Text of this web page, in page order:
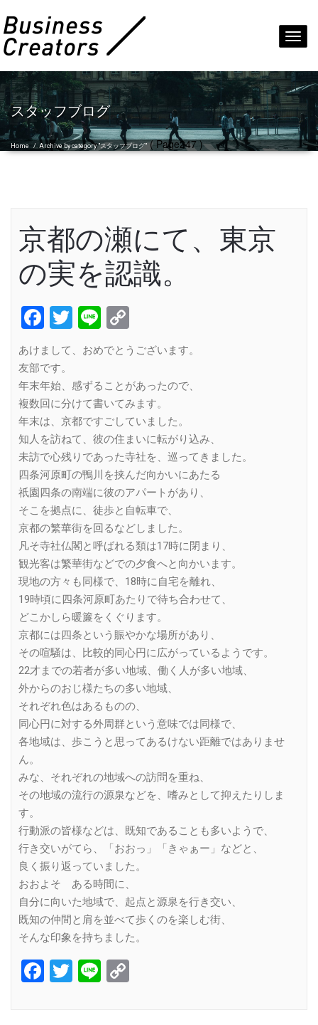
スタッフブログ
Home /Archive by category "スタッフブログ"( Page247 )
京都の瀬にて、東京
の実を認識。
Facebook
Twitter
Line
Link
あけまして、おめでとうございます。
友部です。
年末年始、感ずることがあったので、
複数回に分けて書いてみます。
年末は、京都ですごしていました。
知人を訪ねて、彼の住まいに転がり込み、
未訪で心残りであった寺社を、巡ってきました。
四条河原町の鴨川を挟んだ向かいにあたる
祇園四条の南端に彼のアパートがあり、
そこを拠点に、徒歩と自転車で、
京都の繁華街を回るなどしました。
凡そ寺社仏閣と呼ばれる類は17時に閉まり、
観光客は繁華街などでの夕食へと向かいます。
現地の方々も同様で、18時に自宅を離れ、
19時頃に四条河原町あたりで待ち合わせて、
どこかしら暖簾をくぐります。
京都には四条という賑やかな場所があり、
その喧騒は、比較的同心円に広がっているようです。
22才までの若者が多い地域、働く人が多い地域、
外からのおじ様たちの多い地域、
それぞれ色はあるものの、
同心円に対する外周群という意味では同様で、
各地域は、歩こうと思ってあるけない距離ではありませ
ん。
みな、それぞれの地域への訪問を重ね、
その地域の流行の源泉などを、嗜みとして抑えたりしま
す。
行動派の皆様などは、既知であることも多いようで、
行き交いがてら、「おおっ」「きゃぁー」などと、
良く振り返っていました。
おおよそ ある時間に、
自分に向いた地域で、起点と源泉を行き交い、
既知の仲間と肩を並べて歩くのを楽しむ街、
そんな印象を持ちました。
Facebook
Twitter
Line